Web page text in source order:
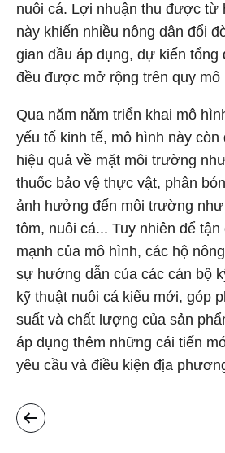
nuôi cá. Lợi nhuận thu được từ
này khiến nhiều nông dân đổi
gian đầu áp dụng, dự kiến tổng
đều được mở rộng trên quy mô
Qua năm năm triển khai mô
yếu tố kinh tế, mô hình này còn
hiệu quả về mặt môi trường
thuốc bảo vệ thực vật, phân
ảnh hưởng đến môi trường
tôm, nuôi cá... Tuy nhiên để
mạnh của mô hình, các hộ
sự hướng dẫn của các cán bộ
kỹ thuật nuôi cá kiểu mới, góp
suất và chất lượng của sản
áp dụng thêm những cái tiến
yêu cầu và điều kiện địa